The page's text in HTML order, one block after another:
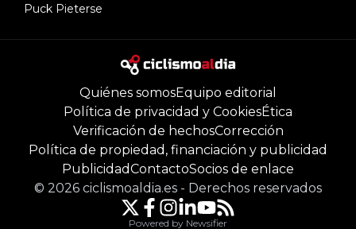
Puck Pieterse
Quiénes somosEquipo editorial
Política de privacidad y CookiesÉtica
Verificación de hechosCorrección
Política de propiedad, financiación y publicidad
PublicidadContactoSocios de enlace
© 2026 ciclismoaldia.es - Derechos reservados
Powered by Newsifier